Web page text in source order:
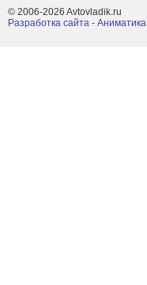
© 2006-2026 Avtovladik.ru
Разработка сайта - Aниматика